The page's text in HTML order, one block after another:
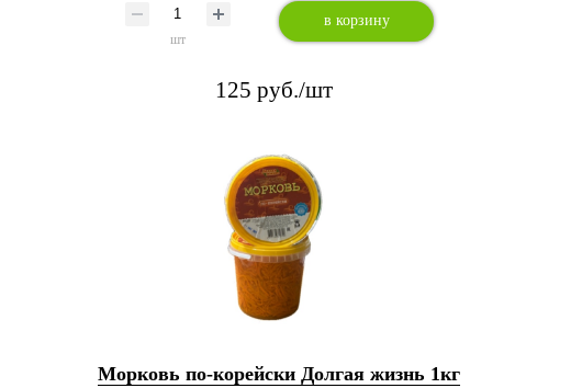
шт
в корзину
125 руб./шт
Морковь по-корейски Долгая жизнь 1кг